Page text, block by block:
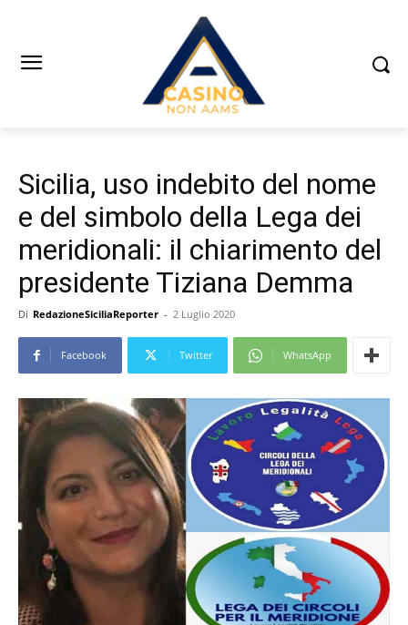
Sicilia, uso indebito del nome
e del simbolo della Lega dei
meridionali: il chiarimento del
presidente Tiziana Demma
Di RedazioneSiciliaReporter - 2 Luglio 2020
Facebook Twitter WhatsApp